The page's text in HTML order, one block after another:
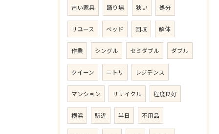
古い家具 踊り場 狭い 処分
リユース ベッド 回収 解体
作業 シングル セミダブル ダブル
クイーン ニトリ レジデンス
マンション リサイクル 程度良好
横浜 駅近 半日 不用品